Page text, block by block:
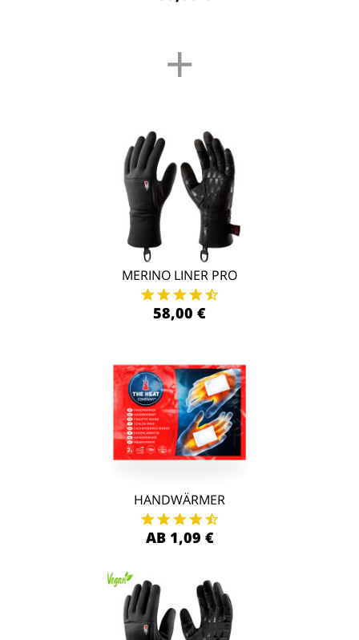
+
MERINO LINER PRO
58,00 €
HANDWÄRMER
AB 1,09 €